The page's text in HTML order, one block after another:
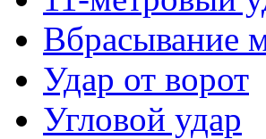
Вбрасывание
Удар от ворот
Угловой удар